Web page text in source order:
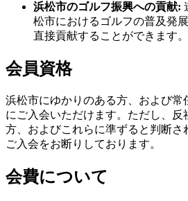
浜松市のゴルフ振興への貢献:
松市におけるゴルフの普及発
直接貢献することができます。
会員資格
浜松市にゆかりのある方、および常
にご入会いただけます。ただし、反
方、およびこれらに準ずると判断さ
ご入会をお断りしております。
会費について